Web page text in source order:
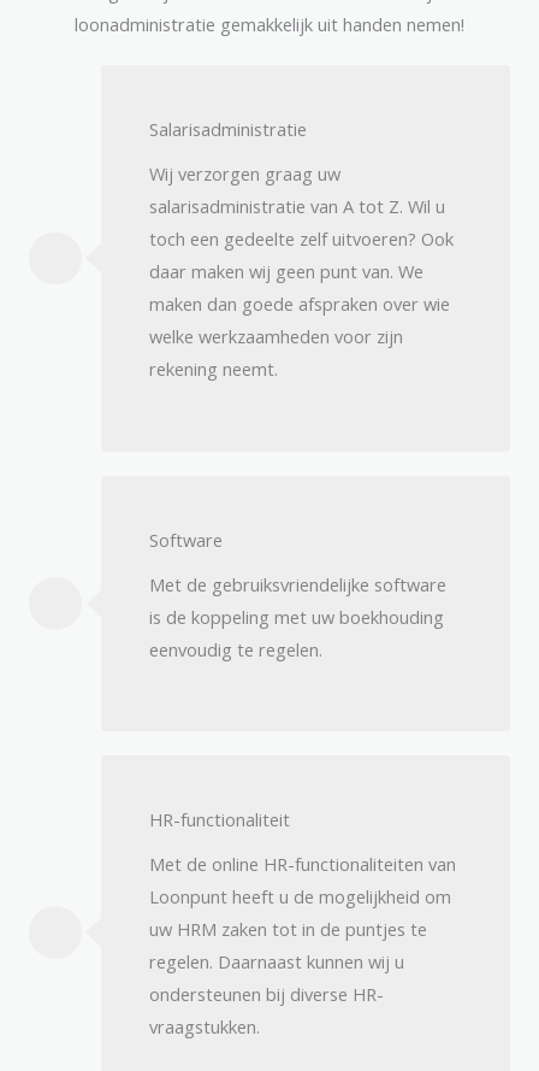
loonadministratie gemakkelijk uit handen nemen!
Salarisadministratie
Wij verzorgen graag uw
salarisadministratie van A tot Z. Wil u
toch een gedeelte zelf uitvoeren? Ook
daar maken wij geen punt van. We
maken dan goede afspraken over wie
welke werkzaamheden voor zijn
rekening neemt.
Software​
Met de gebruiksvriendelijke software
is de koppeling met uw boekhouding
eenvoudig te regelen.
HR-functionaliteit​
Met de online HR-functionaliteiten van
Loonpunt heeft u de mogelijkheid om
uw HRM zaken tot in de puntjes te
regelen. Daarnaast kunnen wij u
ondersteunen bij diverse HR-
vraagstukken.